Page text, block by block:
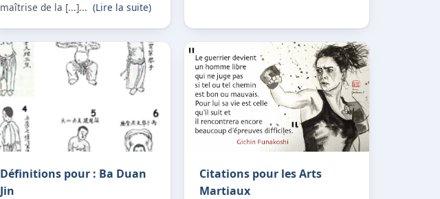
maîtrise de la [...]... (Lire la suite)
Définitions pour : Ba Duan
Jin
Citations pour les Arts
Martiaux